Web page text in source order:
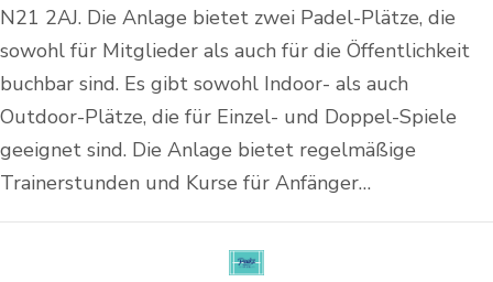
N21 2AJ. Die Anlage bietet zwei Padel-Plätze, die
sowohl für Mitglieder als auch für die Öffentlichkeit
buchbar sind. Es gibt sowohl Indoor- als auch
Outdoor-Plätze, die für Einzel- und Doppel-Spiele
geeignet sind. Die Anlage bietet regelmäßige
Trainerstunden und Kurse für Anfänger…